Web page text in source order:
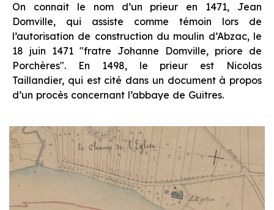
On connait le nom d’un prieur en 1471, Jean
Domville, qui assiste comme témoin lors de
l’autorisation de construction du moulin d’Abzac, le
18 juin 1471 "fratre Johanne Domville, priore de
Porchères". En 1498, le prieur est Nicolas
Taillandier, qui est cité dans un document à propos
d’un procès concernant l’abbaye de Guîtres.